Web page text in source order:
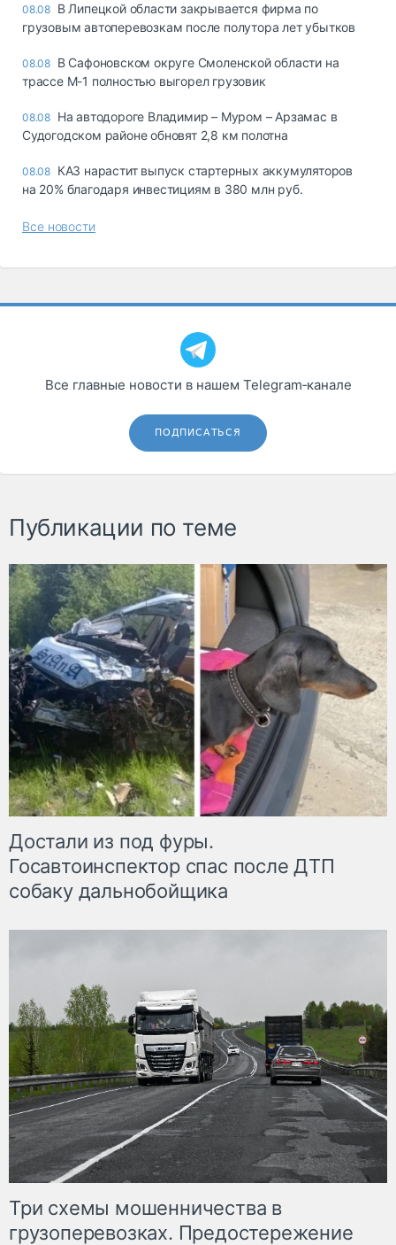
08.08 В Липецкой области закрывается фирма по
грузовым автоперевозкам после полутора лет убытков
08.08 В Сафоновском округе Смоленской области на
трассе М-1 полностью выгорел грузовик
08.08 На автодороге Владимир – Муром – Арзамас в
Судогодском районе обновят 2,8 км полотна
08.08 КАЗ нарастит выпуск стартерных аккумуляторов
на 20% благодаря инвестициям в 380 млн руб.
Все новости
Все главные новости в нашем Telegram‑канале
ПОДПИСАТЬСЯ
Публикации по теме
Достали из под фуры.
Госавтоинспектор спас после ДТП
собаку дальнобойщика
Три схемы мошенничества в
грузоперевозках. Предостережение